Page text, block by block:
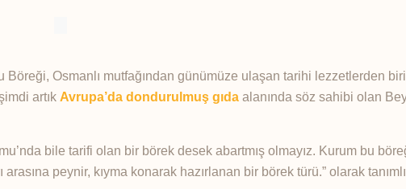
Osmanlı mutfağından günümüze ulaşan tarihi lezzetlerden
artık Avrupa’da dondurulmuş gıdaalanında söz sahibi olan
bile tarifi olan bir börek desek abartmış olmayız. Kurum bu
peynir, kıyma konarak hazırlanan bir börek türü.” olarak